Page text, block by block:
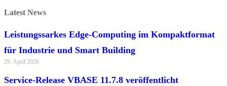
Latest News
Leistungssarkes Edge-Computing im Kompaktformat
für Industrie und Smart Building
29. April 2026
Service-Release VBASE 11.7.8 veröffentlicht